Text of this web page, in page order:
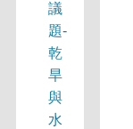
議
題-
乾
旱
與
水